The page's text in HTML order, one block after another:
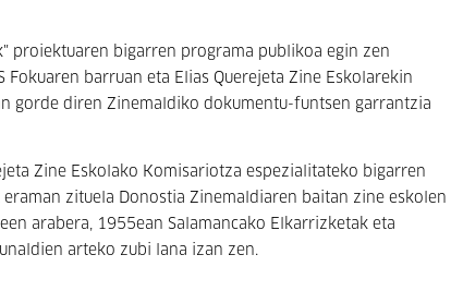
proiektuaren bigarren programa publikoa egin zen
Fokuaren barruan eta Elias Querejeta Zine Eskolarekin
gorde diren Zinemaldiko dokumentu-funtsen garrantzia
Zine Eskolako Komisariotza espezialitateko bigarren
zituela Donostia Zinemaldiaren baitan zine eskolen
arabera, 1955ean Salamancako Elkarrizketak eta
arteko zubi lana izan zen.